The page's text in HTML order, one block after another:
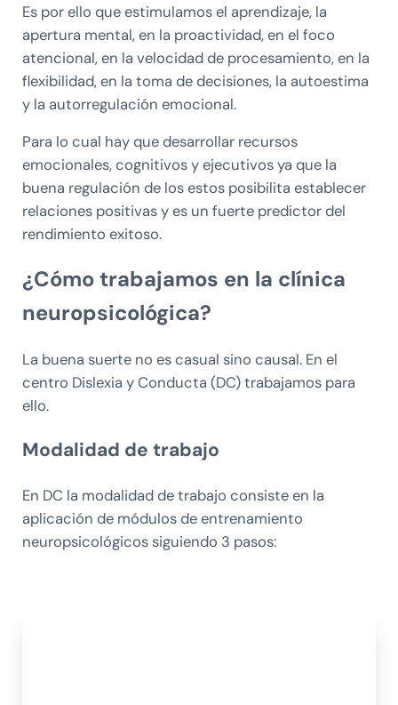
Es por ello que estimulamos el aprendizaje, la
apertura mental, en la proactividad, en el foco
atencional, en la velocidad de procesamiento, en la
flexibilidad, en la toma de decisiones, la autoestima
y la autorregulación emocional.
Para lo cual hay que desarrollar recursos
emocionales, cognitivos y ejecutivos ya que la
buena regulación de los estos posibilita establecer
relaciones positivas y es un fuerte predictor del
rendimiento exitoso.
¿Cómo trabajamos en la clínica
neuropsicológica?
La buena suerte no es casual sino causal. En el
centro Dislexia y Conducta (DC) trabajamos para
ello.
Modalidad de trabajo
En DC la modalidad de trabajo consiste en la
aplicación de módulos de entrenamiento
neuropsicológicos siguiendo 3 pasos: